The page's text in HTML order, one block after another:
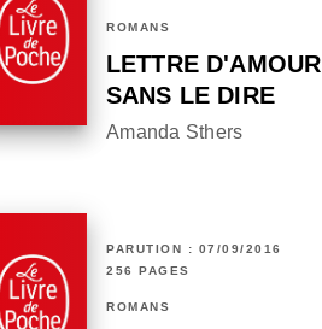
ROMANS
LETTRE D'AMOUR
SANS LE DIRE
Amanda Sthers
PARUTION : 07/09/2016
256 PAGES
ROMANS